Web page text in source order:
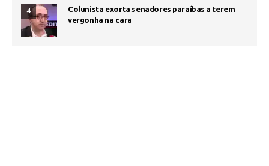
4
Colunista exorta senadores paraíbas a terem
vergonha na cara